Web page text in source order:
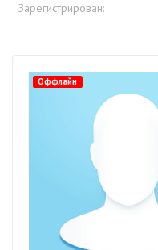
Зарегистрирован:
Оффлайн